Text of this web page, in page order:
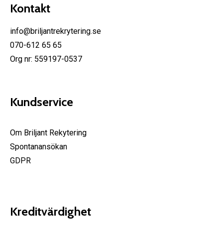
Kontakt
info@briljantrekrytering.se
070-612 65 65
Org nr: 559197-0537
Kundservice
Om Briljant Rekytering
Spontanansökan
GDPR
Kreditvärdighet